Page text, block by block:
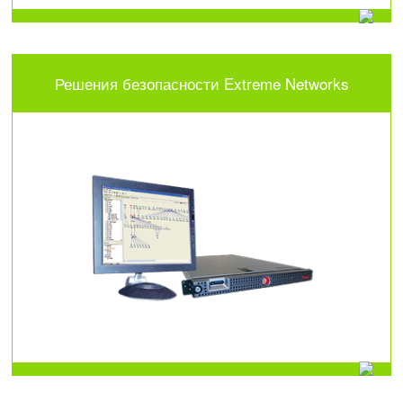
Решения безопасности Extreme Networks